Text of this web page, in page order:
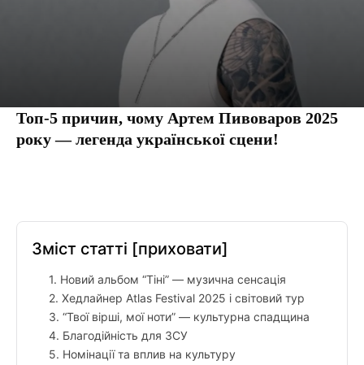
Топ-5 причин, чому Артем Пивоваров 2025
року — легенда української сцени!
Зміст статті [приховати]
1. Новий альбом “Тіні” — музична сенсація
2. Хедлайнер Atlas Festival 2025 і світовий тур
3. “Твої вірші, мої ноти” — культурна спадщина
4. Благодійність для ЗСУ
5. Номінації та вплив на культуру